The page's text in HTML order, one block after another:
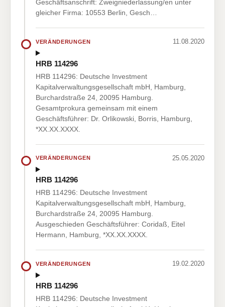
Geschäftsanschrift: Zweigniederlassung/en unter
gleicher Firma: 10553 Berlin, Gesch…
VERÄNDERUNGEN 11.08.2020
HRB 114296
HRB 114296: Deutsche Investment
Kapitalverwaltungsgesellschaft mbH, Hamburg,
Burchardstraße 24, 20095 Hamburg.
Gesamtprokura gemeinsam mit einem
Geschäftsführer: Dr. Orlikowski, Borris, Hamburg,
*XX.XX.XXXX.
VERÄNDERUNGEN 25.05.2020
HRB 114296
HRB 114296: Deutsche Investment
Kapitalverwaltungsgesellschaft mbH, Hamburg,
Burchardstraße 24, 20095 Hamburg.
Ausgeschieden Geschäftsführer: Coridaß, Eitel
Hermann, Hamburg, *XX.XX.XXXX.
VERÄNDERUNGEN 19.02.2020
HRB 114296
HRB 114296: Deutsche Investment